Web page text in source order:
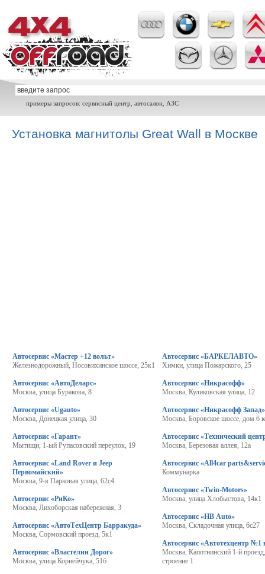
примеры запросов: сервисный центр, автосалон, АЗС
Установка магнитолы Great Wall в Москве
Автосервис «Мастер +12 вольт»
Железнодорожный, Носовихинское шоссе, 25к1
Автосервис «АвтоДеларс»
Москва, улица Буракова, 8
Автосервис «Ugauto»
Москва, Донецкая улица, 30
Автосервис «Гарант»
Мытищи, 1-ый Рупасовский переулок, 19
Автосервис «Land Rover и Jeep
Первомайский»
Москва, 9-я Парковая улица, 62с4
Автосервис «РиКо»
Москва, Лихоборская набережная, 3
Автосервис «АвтоТехЦентр Барракуда»
Москва, Сормовский проезд, 5к1
Автосервис «Властелин Дорог»
Москва, улица Корнейчука, 51б
Автосервис «БАРКЕЛАВТО»
Химки, улица Пожарского, 25
Автосервис «Никрасофф»
Москва, Куликовская улица, 12
Автосервис «Никрасофф Запад»
Москва, Боровское шоссе, дом 6
Автосервис «Технический
Москва, Березовая аллея, 12а
Автосервис «All4car
Коммунарка
Автосервис «Twin-Motors»
Москва, улица Хлобыстова, 14к1
Автосервис «HB Auto»
Москва, Складочная улица, 6с27
Автосервис «Автотехцентр №1
Москва, Капотнинский 1-й
строение 1